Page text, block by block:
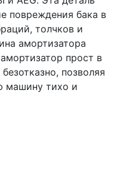
повреждения бака в
толчков и
амортизатора
прост в
позволяя
машину тихо и